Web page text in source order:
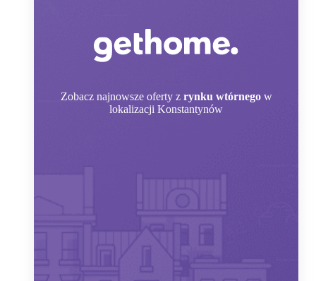
Zobacz najnowsze oferty z rynku wtórnego w
lokalizacji Konstantynów